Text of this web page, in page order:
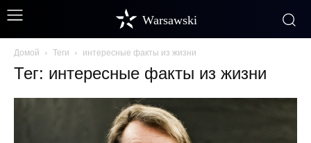
Warsawski
Домой Теги интересные факты из жизни
Тег: интересные факты из жизни